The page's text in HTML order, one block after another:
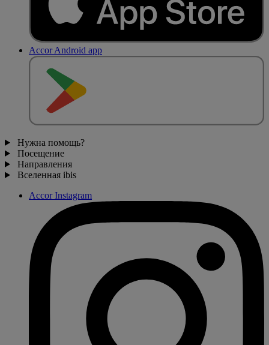
Accor Android app
Нужна помощь?
Посещение
Направления
Вселенная ibis
Accor Instagram